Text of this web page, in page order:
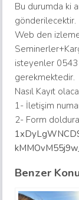
Bu durumda ki
gönderilecektir.
Web den
isteyenler 0543
gerekmektedir.
Nasıl Kayıt
1- İletişim
2- Form
Benzer